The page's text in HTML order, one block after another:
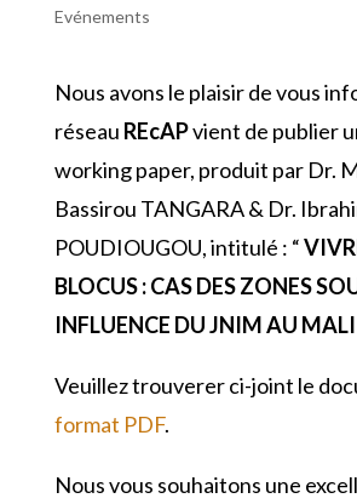
Evénements
Nous avons le plaisir de vous
réseau REcAPvient de publier
working paper, produit par Dr.
Bassirou TANGARA & Dr.
POUDIOUGOU, intitulé : “
BLOCUS : CAS DES ZONES
INFLUENCE DU JNIM AU MALI
Veuillez trouverer ci-joint le
format PDF.
Nous vous souhaitons une